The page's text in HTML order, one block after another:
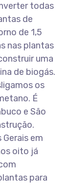
todas
de
de 1,5
nas plantas
uma
de biogás.
os
É
e São
em
oito já
para